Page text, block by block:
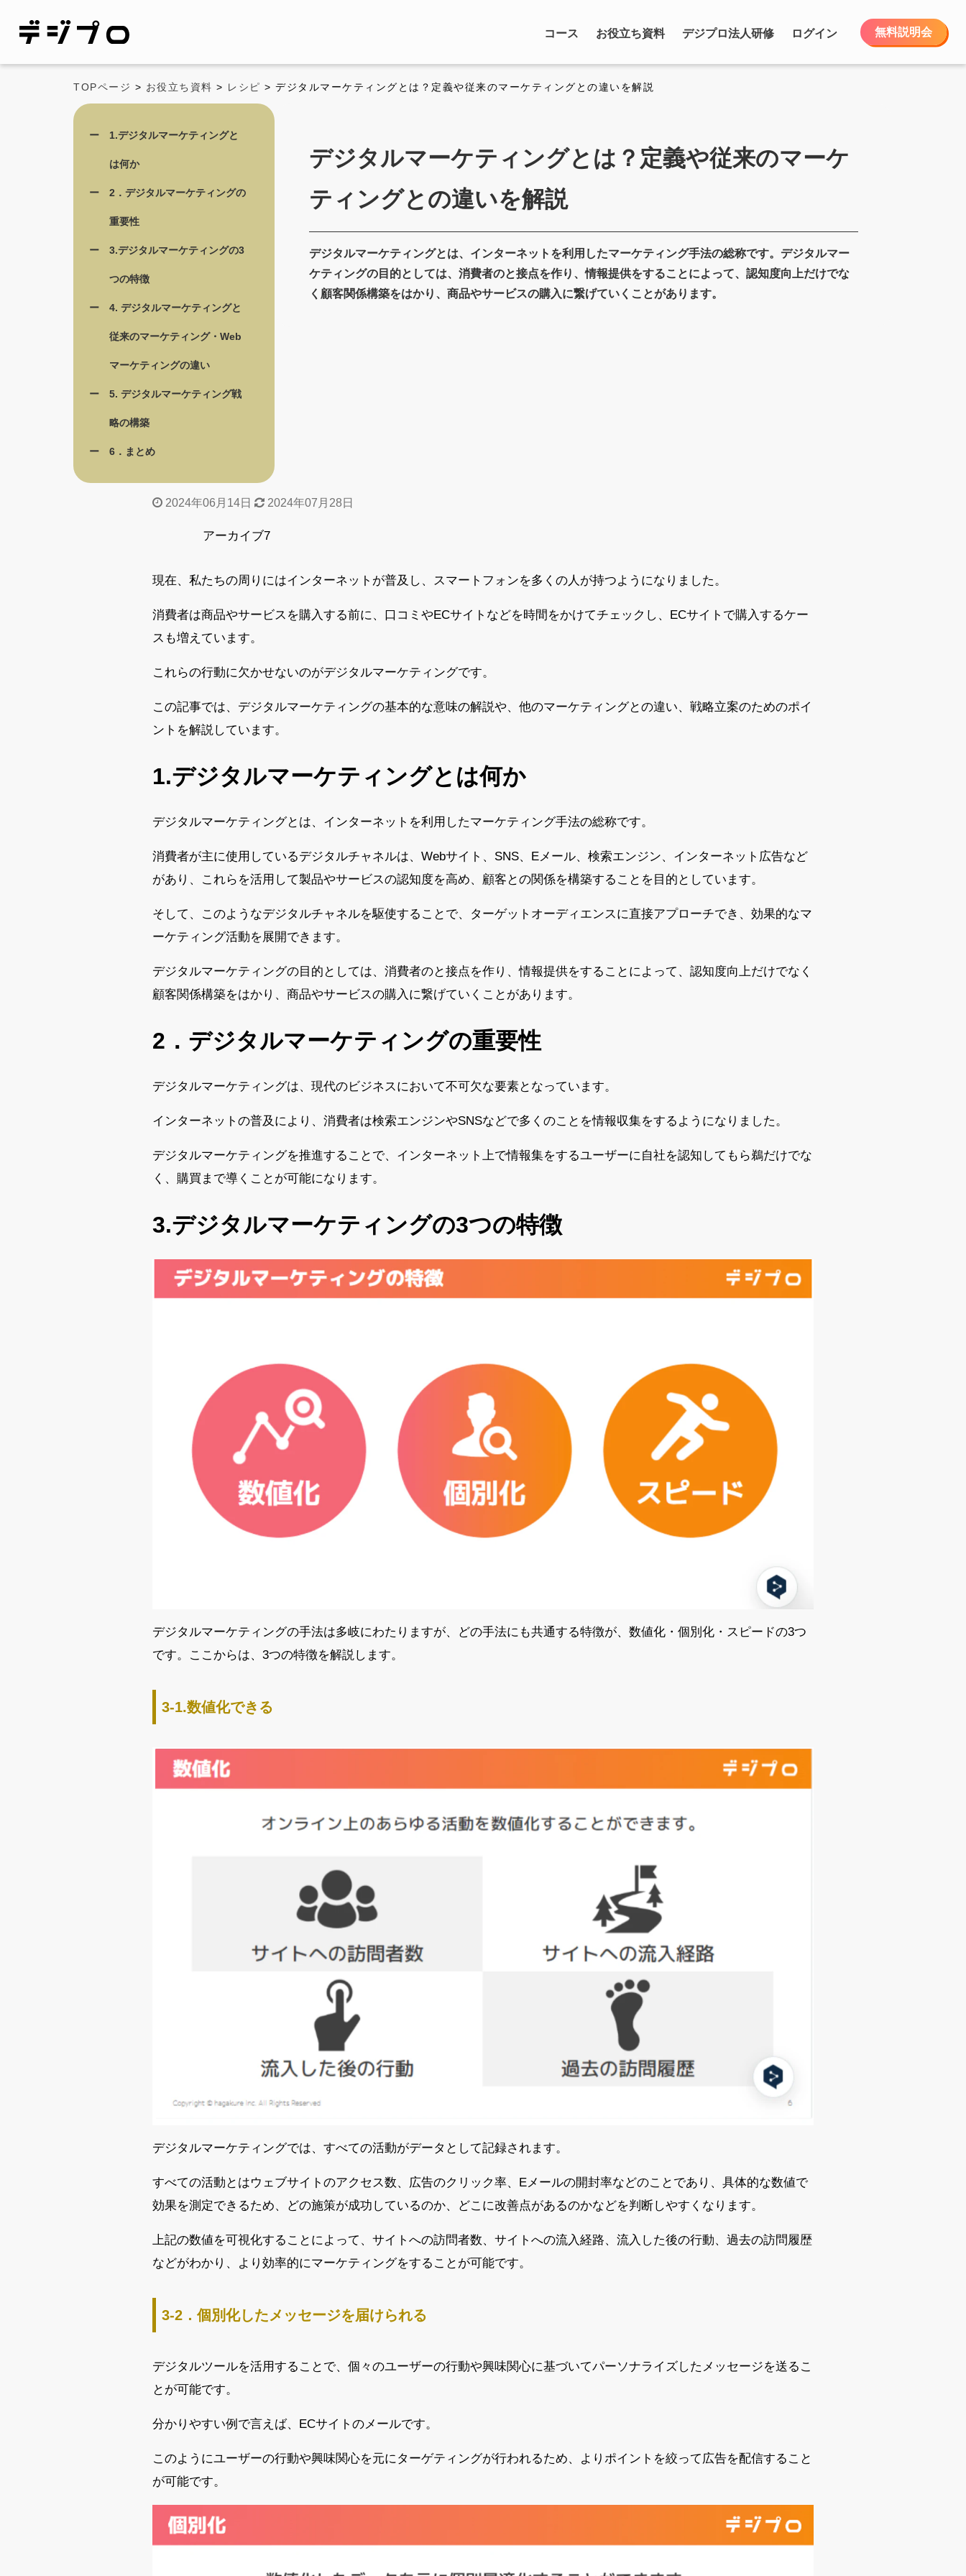
コース お役立ち資料 デジプロ法人研修 ログイン 無料説明会
TOPページ > お役立ち資料 > レシピ > デジタルマーケティングとは？定義や従来のマーケティングとの違いを解説
デジタルマーケティングとは？定義や従来のマーケ
ティングとの違いを解説
デジタルマーケティングとは、インターネットを利用したマーケティング手法の総称です。デジタルマー
ケティングの目的としては、消費者のと接点を作り、情報提供をすることによって、認知度向上だけでな
く顧客関係構築をはかり、商品やサービスの購入に繋げていくことがあります。
1.デジタルマーケティングと
は何か
2．デジタルマーケティングの
重要性
3.デジタルマーケティングの3
つの特徴
4. デジタルマーケティングと
従来のマーケティング・Web
マーケティングの違い
5. デジタルマーケティング戦
略の構築
6．まとめ
2024年06月14日 2024年07月28日
アーカイブ7
現在、私たちの周りにはインターネットが普及し、スマートフォンを多くの人が持つようになりました。
消費者は商品やサービスを購入する前に、口コミやECサイトなどを時間をかけてチェックし、ECサイトで購入するケー
スも増えています。
これらの行動に欠かせないのがデジタルマーケティングです。
この記事では、デジタルマーケティングの基本的な意味の解説や、他のマーケティングとの違い、戦略立案のためのポイ
ントを解説しています。
1.デジタルマーケティングとは何か
デジタルマーケティングとは、インターネットを利用したマーケティング手法の総称です。
消費者が主に使用しているデジタルチャネルは、Webサイト、SNS、Eメール、検索エンジン、インターネット広告など
があり、これらを活用して製品やサービスの認知度を高め、顧客との関係を構築することを目的としています。
そして、このようなデジタルチャネルを駆使することで、ターゲットオーディエンスに直接アプローチでき、効果的なマ
ーケティング活動を展開できます。
デジタルマーケティングの目的としては、消費者のと接点を作り、情報提供をすることによって、認知度向上だけでなく
顧客関係構築をはかり、商品やサービスの購入に繋げていくことがあります。
2．デジタルマーケティングの重要性
デジタルマーケティングは、現代のビジネスにおいて不可欠な要素となっています。
インターネットの普及により、消費者は検索エンジンやSNSなどで多くのことを情報収集をするようになりました。
デジタルマーケティングを推進することで、インターネット上で情報集をするユーザーに自社を認知してもら鵜だけでな
く、購買まで導くことが可能になります。
3.デジタルマーケティングの3つの特徴
デジタルマーケティングの手法は多岐にわたりますが、どの手法にも共通する特徴が、数値化・個別化・スピードの3つ
です。ここからは、3つの特徴を解説します。
3‐1.数値化できる
デジタルマーケティングでは、すべての活動がデータとして記録されます。
すべての活動とはウェブサイトのアクセス数、広告のクリック率、Eメールの開封率などのことであり、具体的な数値で
効果を測定できるため、どの施策が成功しているのか、どこに改善点があるのかなどを判断しやすくなります。
上記の数値を可視化することによって、サイトへの訪問者数、サイトへの流入経路、流入した後の行動、過去の訪問履歴
などがわかり、より効率的にマーケティングをすることが可能です。
3‐2．個別化したメッセージを届けられる
デジタルツールを活用することで、個々のユーザーの行動や興味関心に基づいてパーソナライズしたメッセージを送るこ
とが可能です。
分かりやすい例で言えば、ECサイトのメールです。
このようにユーザーの行動や興味関心を元にターゲティングが行われるため、よりポイントを絞って広告を配信すること
が可能です。